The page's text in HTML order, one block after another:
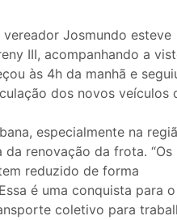
Josmundo esteve
III, acompanhando a
às 4h da manhã e
dos novos veículos
especialmente na
renovação da frota. “Os
reduzido de forma
é uma conquista para o
coletivo para